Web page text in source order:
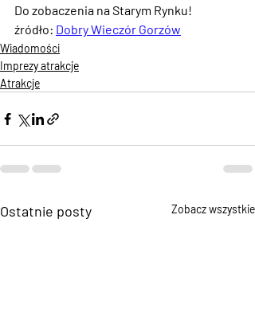
Do zobaczenia na Starym Rynku!
źródło: Dobry Wieczór Gorzów
Wiadomości
Imprezy atrakcje
Atrakcje
Ostatnie posty Zobacz wszystkie